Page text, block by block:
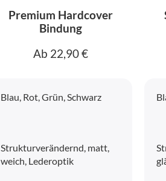
Premium Hardcover
Bindung
Ab 22,90 €
Blau, Rot, Grün, Schwarz
Strukturverändernd, matt,
weich, Lederoptik